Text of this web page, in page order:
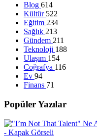
Blog 614
Kültür 522
Eğitim 234
Sağlık 213
Gündem 211
Teknoloji 188
Ulaşım 154
Coğrafya 116
Ev 94
Finans 71
Popüler Yazılar